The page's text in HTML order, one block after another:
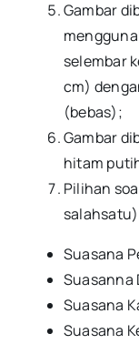
Gambar
selembar
cm)
(bebas);
Gambar
hitam
Pilihan
Suasana
Suasanna
Suasana
Suasana